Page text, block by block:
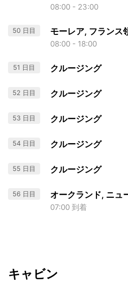
08:00 - 23:00
50 日目 モーレア, フランス
08:00 - 18:00
51 日目 クルージング
52 日目 クルージング
53 日目 クルージング
54 日目 クルージング
55 日目 クルージング
56 日目 オークランド, ニュ
07:00 到着
キャビン